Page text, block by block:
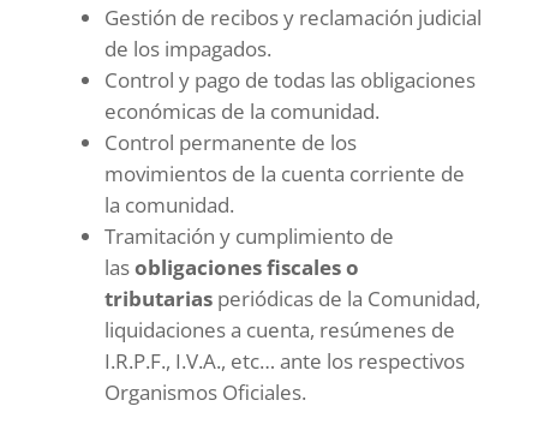
Gestión de recibos y reclamación judicial
de los impagados.
Control y pago de todas las obligaciones
económicas de la comunidad.
Control permanente de los
movimientos de la cuenta corriente de
la comunidad.
Tramitación y cumplimiento de
lasobligaciones fiscales o
tributarias periódicas de la Comunidad,
liquidaciones a cuenta, resúmenes de
I.R.P.F., I.V.A., etc… ante los respectivos
Organismos Oficiales.